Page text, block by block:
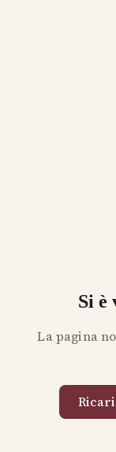
Si è
La pagina